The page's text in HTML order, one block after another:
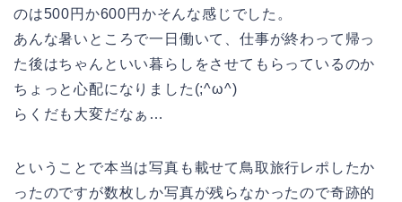
のは500円か600円かそんな感じでした。
あんな暑いところで一日働いて、仕事が終わって帰っ
た後はちゃんといい暮らしをさせてもらっているのか
ちょっと心配になりました(;^ω^)
らくだも大変だなぁ…
ということで本当は写真も載せて鳥取旅行レポしたか
ったのですが数枚しか写真が残らなかったので奇跡的